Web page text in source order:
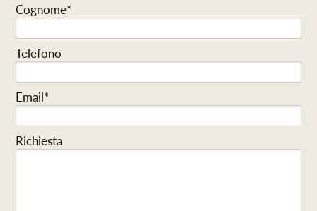
Cognome*
Telefono
Email*
Richiesta